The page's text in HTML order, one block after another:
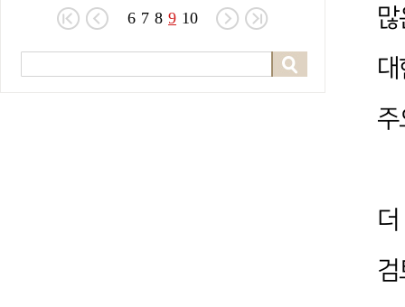
6 7 8 9 10
대
주